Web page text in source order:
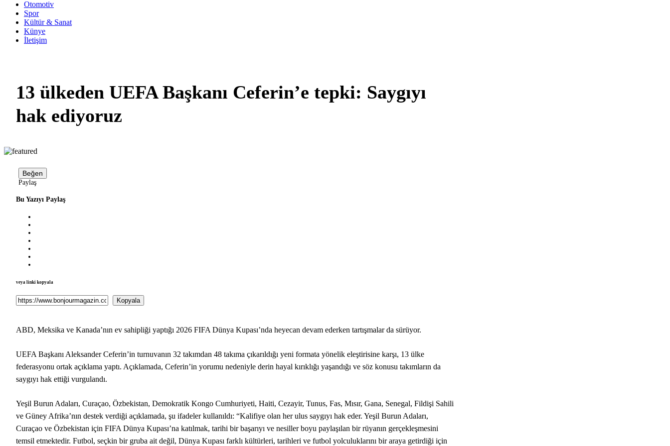
Otomotiv
Spor
Kültür & Sanat
Künye
İletişim
13 ülkeden UEFA Başkanı Ceferin’e tepki: Saygıyı
hak ediyoruz
Beğen
Paylaş
Bu Yazıyı Paylaş
veya linki kopyala
Kopyala
ABD, Meksika ve Kanada’nın ev sahipliği yaptığı 2026 FIFA Dünya Kupası’nda heyecan devam ederken tartışmalar da sürüyor.
UEFA Başkanı Aleksander Ceferin’in turnuvanın 32 takımdan 48 takıma çıkarıldığı yeni formata yönelik eleştirisine karşı, 13 ülke
federasyonu ortak açıklama yaptı. Açıklamada, Ceferin’in yorumu nedeniyle derin hayal kırıklığı yaşandığı ve söz konusu takımların da
saygıyı hak ettiği vurgulandı.
Yeşil Burun Adaları, Curaçao, Özbekistan, Demokratik Kongo Cumhuriyeti, Haiti, Cezayir, Tunus, Fas, Mısır, Gana, Senegal, Fildişi Sahili
ve Güney Afrika’nın destek verdiği açıklamada, şu ifadeler kullanıldı: “Kalifiye olan her ulus saygıyı hak eder. Yeşil Burun Adaları,
Curaçao ve Özbekistan için FIFA Dünya Kupası’na katılmak, tarihi bir başarıyı ve nesiller boyu paylaşılan bir rüyanın gerçekleşmesini
temsil etmektedir. Futbol, seçkin bir gruba ait değil, Dünya Kupası farklı kültürleri, tarihleri ve futbol yolculuklarını bir araya getirdiği için